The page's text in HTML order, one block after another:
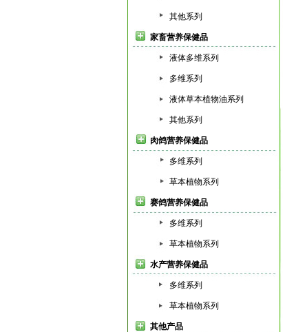
其他系列
家畜营养保健品
液体多维系列
多维系列
液体草本植物油系列
其他系列
肉鸽营养保健品
多维系列
草本植物系列
赛鸽营养保健品
多维系列
草本植物系列
水产营养保健品
多维系列
草本植物系列
其他产品